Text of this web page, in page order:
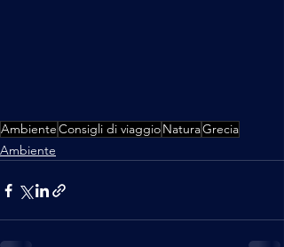
AmbienteConsigli di viaggioNaturaGrecia
Ambiente